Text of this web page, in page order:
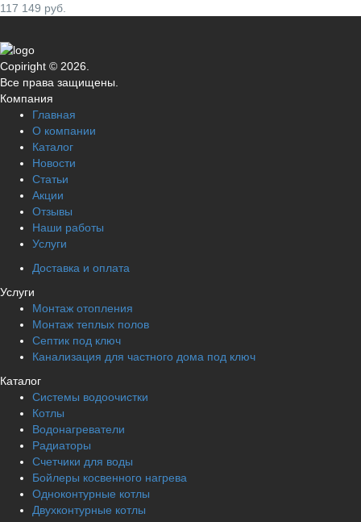
117 149 руб.
Copiright © 2026.
Все права защищены.
Компания
Главная
О компании
Каталог
Новости
Статьи
Акции
Отзывы
Наши работы
Услуги
Доставка и оплата
Услуги
Монтаж отопления
Монтаж теплых полов
Септик под ключ
Канализация для частного дома под ключ
Каталог
Системы водоочистки
Котлы
Водонагреватели
Радиаторы
Cчетчики для воды
Бойлеры косвенного нагрева
Одноконтурные котлы
Двухконтурные котлы